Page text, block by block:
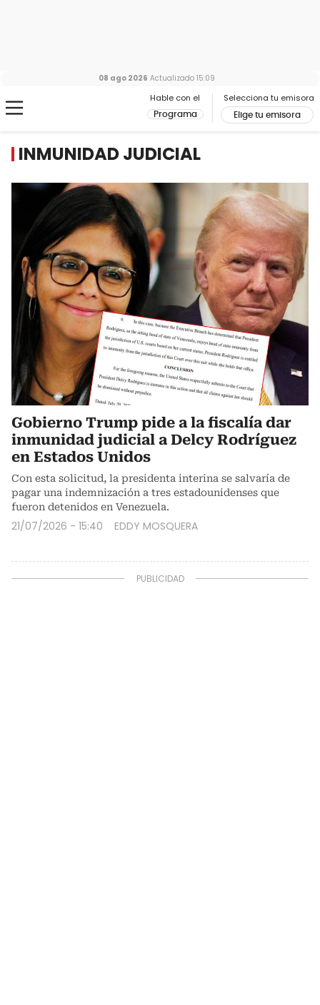
Hable con el
Programa
Selecciona tu emisora
Elige tu emisora
08 ago 2026 Actualizado 15:09
INMUNIDAD JUDICIAL
Gobierno Trump pide a la fiscalía dar
inmunidad judicial a Delcy Rodríguez
en Estados Unidos
Con esta solicitud, la presidenta interina se salvaría de
pagar una indemnización a tres estadounidenses que
fueron detenidos en Venezuela.
21/07/2026 - 15:40 EDDY MOSQUERA